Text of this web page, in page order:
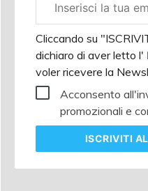
aziendale
Cliccando su
dichiaro di aver letto l'
voler ricevere la
Acconsento
promozionali e
ISCRIVITI